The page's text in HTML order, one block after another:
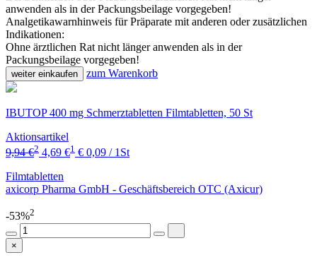
anwenden als in der Packungsbeilage vorgegeben!
Analgetikawarnhinweis für Präparate mit anderen oder zusätzlichen
Indikationen:
Ohne ärztlichen Rat nicht länger anwenden als in der
Packungsbeilage vorgegeben!
weiter einkaufen zum Warenkorb
IBUTOP 400 mg Schmerztabletten Filmtabletten, 50 St
Aktionsartikel
9,94 €2 4,69 €1 € 0,09 / 1St
Filmtabletten
axicorp Pharma GmbH - Geschäftsbereich OTC (Axicur)
-53%2
×